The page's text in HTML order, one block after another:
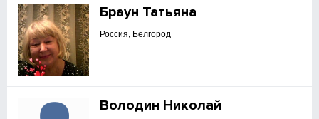
Браун Татьяна
Россия, Белгород
Володин Николай